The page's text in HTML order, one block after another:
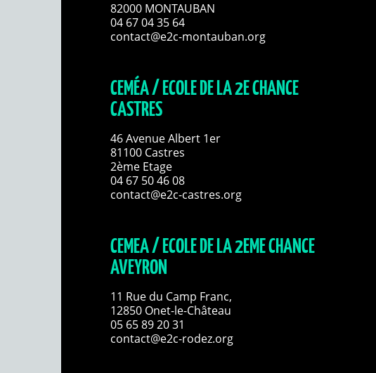
82000 MONTAUBAN
04 67 04 35 64
contact@e2c-montauban.org
CEMÉA / ECOLE DE LA 2E CHANCE
CASTRES
46 Avenue Albert 1er
81100 Castres
2ème Etage
04 67 50 46 08
contact@e2c-castres.org
CEMEA / ECOLE DE LA 2EME CHANCE
AVEYRON
11 Rue du Camp Franc,
12850 Onet-le-Château
05 65 89 20 31
contact@e2c-rodez.org